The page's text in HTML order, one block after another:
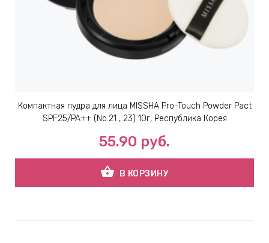
Компактная пудра для лица MISSHA Pro-Touch Powder Pact
SPF25/PA++ (No.21 , 23) 10г, Республика Корея
55.90 руб.
shopping_basket В КОРЗИНУ